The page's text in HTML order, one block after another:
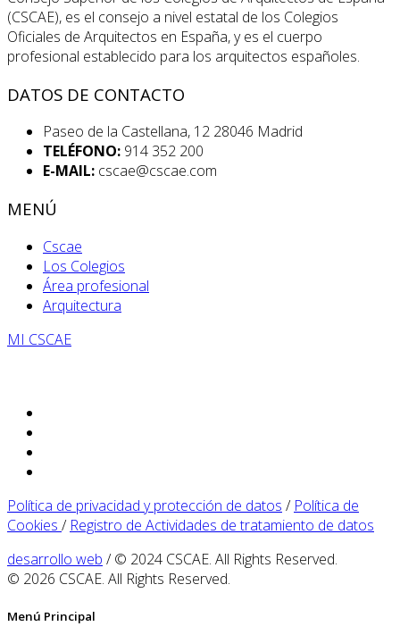
(CSCAE), es el consejo a nivel estatal de los Colegios
Oficiales de Arquitectos en España, y es el cuerpo
profesional establecido para los arquitectos españoles.
DATOS DE CONTACTO
Paseo de la Castellana, 12 28046 Madrid
TELÉFONO: 914 352 200
E-MAIL: cscae@cscae.com
MENÚ
Cscae
Los Colegios
Área profesional
Arquitectura
MI CSCAE
Política de privacidad y protección de datos / Política de
Cookies / Registro de Actividades de tratamiento de datos
desarrollo web / © 2024 CSCAE. All Rights Reserved.
© 2026 CSCAE. All Rights Reserved.
Menú Principal